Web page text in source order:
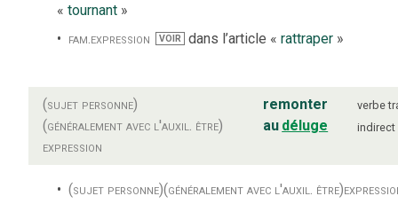
« tournant »
fam. expression VOIR dans l’article « rattraper»
(sujet personne)
(généralement avec l'auxil. être)
expression
remonter
au déluge
verbe
indirect
(sujet personne)(généralement avec l'auxil. être)